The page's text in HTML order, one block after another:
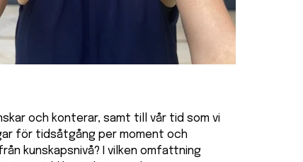
och konterar, samt till vår tid som vi
för tidsåtgång per moment och
kunskapsnivå? I vilken omfattning